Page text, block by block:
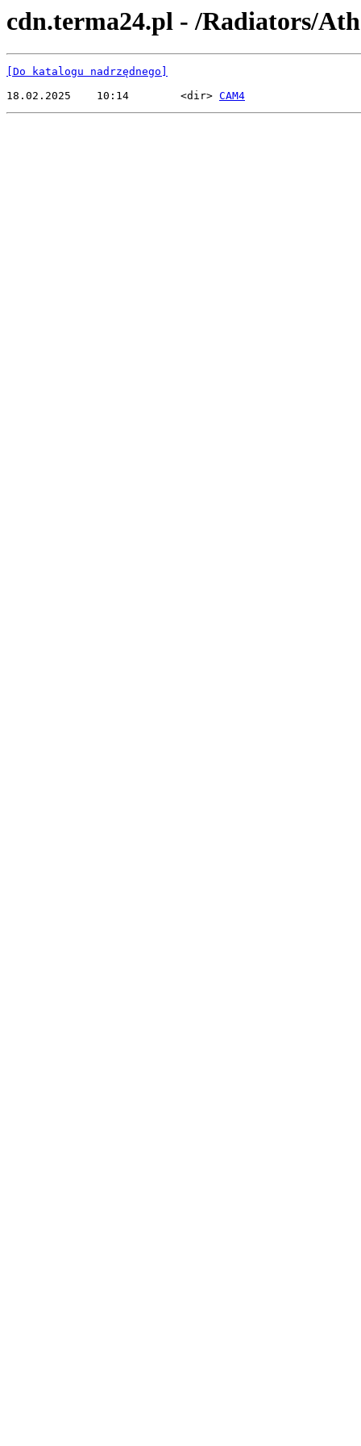
cdn.terma24.pl - /Radiators/
[Do katalogu nadrzędnego]
18.02.2025    10:14        <dir> CAM4